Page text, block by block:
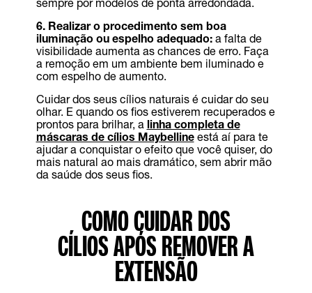
6. Realizar o procedimento sem boa
iluminação ou espelho adequado: a falta de
visibilidade aumenta as chances de erro. Faça
a remoção em um ambiente bem iluminado e
com espelho de aumento.
Cuidar dos seus cílios naturais é cuidar do seu
olhar. E quando os fios estiverem recuperados e
prontos para brilhar, a linha completa de
máscaras de cílios Maybellineestá aí para te
ajudar a conquistar o efeito que você quiser, do
mais natural ao mais dramático, sem abrir mão
da saúde dos seus fios.
COMO CUIDAR DOS
CÍLIOS APÓS REMOVER A
EXTENSÃO